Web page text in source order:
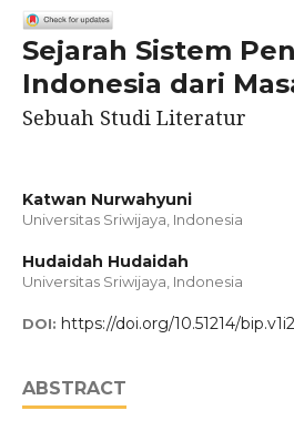
Sejarah Sistem
Indonesia dari
Sebuah Studi Literatur
Katwan Nurwahyuni
Universitas Sriwijaya, Indonesia
Hudaidah Hudaidah
Universitas Sriwijaya, Indonesia
DOI: https://doi.org/10.51214/
ABSTRACT